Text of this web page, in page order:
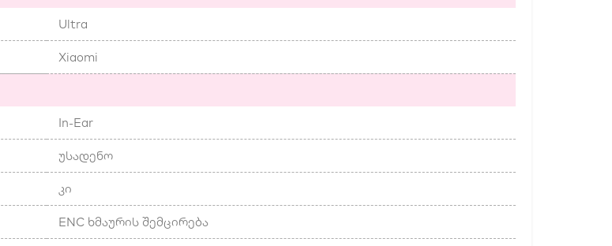
Ultra
Xiaomi
In-Ear
უსადენო
კი
ENC ხმაურის შემცირება